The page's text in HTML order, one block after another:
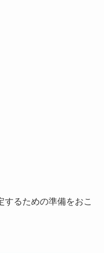
するための準備をおこ